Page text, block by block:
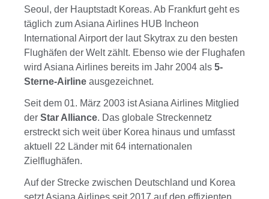
Seoul, der Hauptstadt Koreas. Ab Frankfurt geht es
täglich zum Asiana Airlines HUB Incheon
International Airport der laut Skytrax zu den besten
Flughäfen der Welt zählt. Ebenso wie der Flughafen
wird Asiana Airlines bereits im Jahr 2004 als 5-
Sterne-Airline ausgezeichnet.
Seit dem 01. März 2003 ist Asiana Airlines Mitglied
der Star Alliance. Das globale Streckennetz
erstreckt sich weit über Korea hinaus und umfasst
aktuell 22 Länder mit 64 internationalen
Zielflughäfen.
Auf der Strecke zwischen Deutschland und Korea
setzt Asiana Airlines seit 2017 auf den effizienten